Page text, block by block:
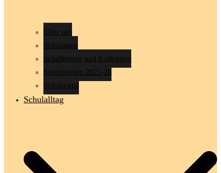
Über uns
Schuldaten
Schulleitung und Kollegium
Sprechzeiten 2025-26
Schulportal
Schulalltag